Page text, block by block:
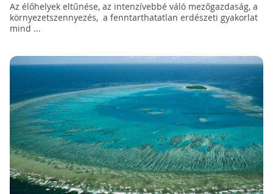
Az élőhelyek eltűnése, az intenzívebbé váló mezőgazdaság, a
környezetszennyezés, a fenntarthatatlan erdészeti gyakorlat
mind ...